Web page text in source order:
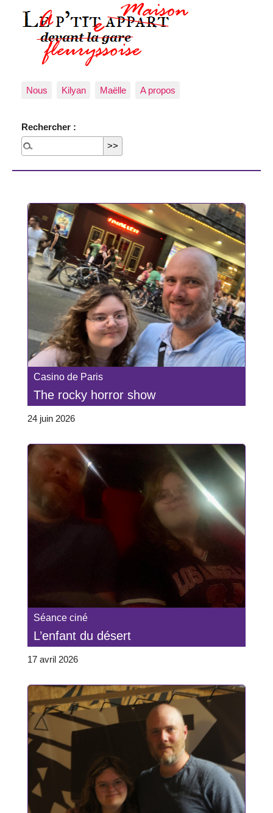
Nous Kilyan Maëlle A propos
Rechercher :
Casino de Paris
The rocky horror show
24 juin 2026
Séance ciné
L’enfant du désert
17 avril 2026